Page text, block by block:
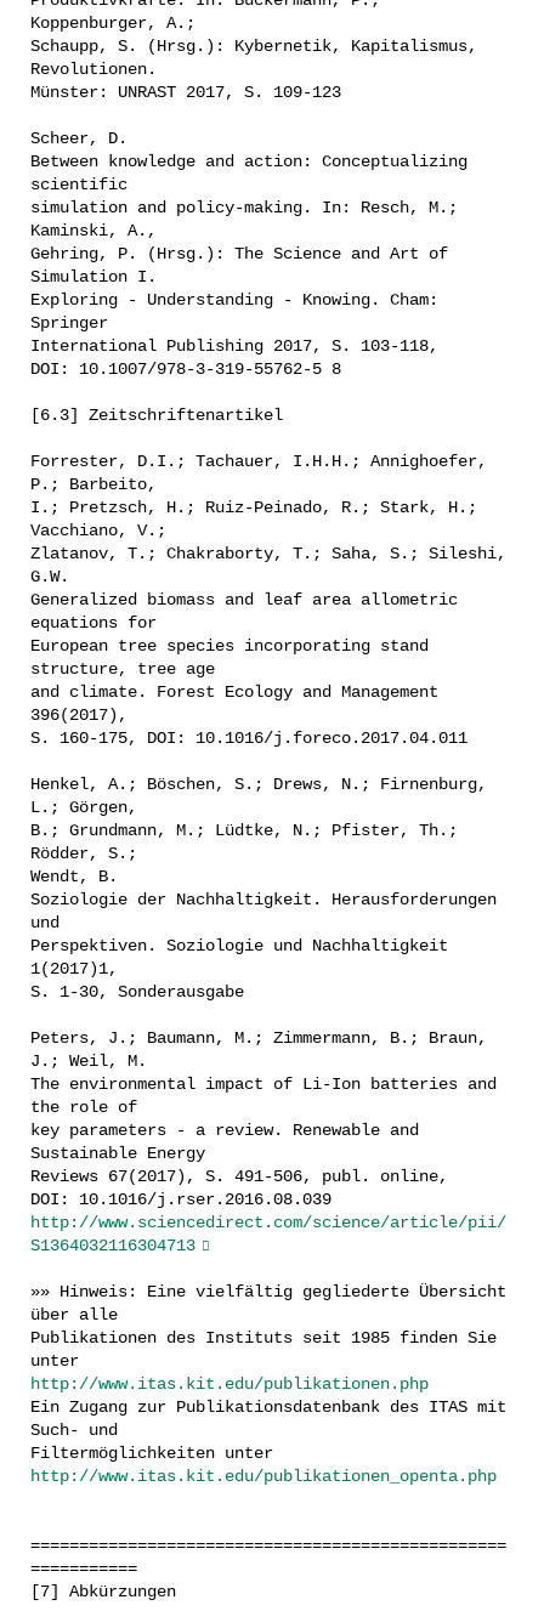
Koppenburger, A.;
Schaupp, S. (Hrsg.): Kybernetik, Kapitalismus,
Revolutionen.
Münster: UNRAST 2017, S. 109-123
Scheer, D.
Between knowledge and action: Conceptualizing
scientific
simulation and policy-making. In: Resch, M.;
Kaminski, A.,
Gehring, P. (Hrsg.): The Science and Art of
Simulation I.
Exploring - Understanding - Knowing. Cham:
Springer
International Publishing 2017, S. 103-118,
DOI: 10.1007/978-3-319-55762-5 8
[6.3] Zeitschriftenartikel
Forrester, D.I.; Tachauer, I.H.H.; Annighoefer,
P.; Barbeito,
I.; Pretzsch, H.; Ruiz-Peinado, R.; Stark, H.;
Vacchiano, V.;
Zlatanov, T.; Chakraborty, T.; Saha, S.; Sileshi,
G.W.
Generalized biomass and leaf area allometric
equations for
European tree species incorporating stand
structure, tree age
and climate. Forest Ecology and Management
396(2017),
S. 160-175, DOI: 10.1016/j.foreco.2017.04.011
Henkel, A.; Böschen, S.; Drews, N.; Firnenburg,
L.; Görgen,
B.; Grundmann, M.; Lüdtke, N.; Pfister, Th.;
Rödder, S.;
Wendt, B.
Soziologie der Nachhaltigkeit. Herausforderungen
und
Perspektiven. Soziologie und Nachhaltigkeit
1(2017)1,
S. 1-30, Sonderausgabe
Peters, J.; Baumann, M.; Zimmermann, B.; Braun,
J.; Weil, M.
The environmental impact of Li-Ion batteries and
the role of
key parameters - a review. Renewable and
Sustainable Energy
Reviews 67(2017), S. 491-506, publ. online,
DOI: 10.1016/j.rser.2016.08.039
http://www.sciencedirect.com/science/article/pii/
S1364032116304713
»» Hinweis: Eine vielfältig gegliederte Übersicht
über alle
Publikationen des Instituts seit 1985 finden Sie
unter
http://www.itas.kit.edu/publikationen.php
Ein Zugang zur Publikationsdatenbank des ITAS mit
Such- und
Filtermöglichkeiten unter
http://www.itas.kit.edu/publikationen_openta.php
=================================================
===========
[7] Abkürzungen